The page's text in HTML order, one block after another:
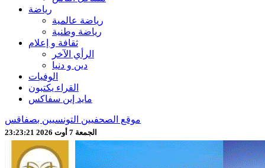
رياضة
رياضة عالمية
رياضة وطنية
ثقافة و إعلام
الرأي الآخر
دين و دنيا
الوفيات
القراء يكتبون
مايد إين سفاكس
موقع الصحفيين التونسيين بصفاقس
الجمعة 7 أوت 2026 23:23:23